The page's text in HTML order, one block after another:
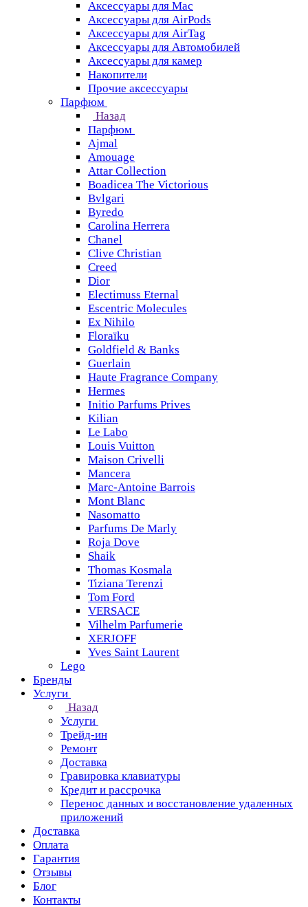
Аксессуары для Mac
Аксессуары для AirPods
Аксессуары для AirTag
Аксессуары для Автомобилей
Аксессуары для камер
Накопители
Прочие аксессуары
Парфюм
Назад
Парфюм
Ajmal
Amouage
Attar Collection
Boadicea The Victorious
Bvlgari
Byredo
Carolina Herrera
Chanel
Clive Christian
Creed
Dior
Electimuss Eternal
Escentric Molecules
Ex Nihilo
Floraïku
Goldfield & Banks
Guerlain
Haute Fragrance Company
Hermes
Initio Parfums Prives
Kilian
Le Labo
Louis Vuitton
Maison Crivelli
Mancera
Marc-Antoine Barrois
Mont Blanc
Nasomatto
Parfums De Marly
Roja Dove
Shaik
Thomas Kosmala
Tiziana Terenzi
Tom Ford
VERSACE
Vilhelm Parfumerie
XERJOFF
Yves Saint Laurent
Lego
Бренды
Услуги
Назад
Услуги
Трейд-ин
Ремонт
Доставка
Гравировка клавиатуры
Кредит и рассрочка
Перенос данных и восстановление удаленных
приложений
Доставка
Оплата
Гарантия
Отзывы
Блог
Контакты